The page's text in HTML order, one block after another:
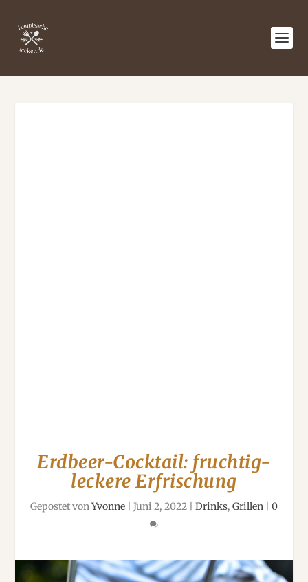
Erdbeer-Cocktail: fruchtig-
leckere Erfrischung
Gepostet vonYvonne Juni 2, 2022 Drinks, Grillen 0